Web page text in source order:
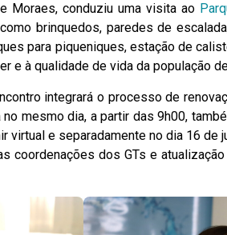
Moraes, conduziu uma visita ao
brinquedos, paredes de
para piqueniques, estação de
e à qualidade de vida da população
integrará o processo de
mesmo dia, a partir das 9h00,
e separadamente no dia 16 de
coordenações dos GTs e